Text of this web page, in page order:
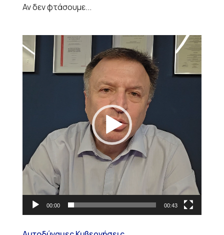
Αν δεν φτάσουμε...
Πρόγραμμα
Αναπαραγωγής
Βίντεο
00:00 00:43